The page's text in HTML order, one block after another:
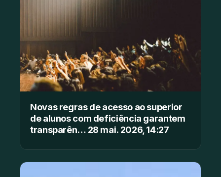
Novas regras de acesso ao superior
de alunos com deficiência garantem
transparên… 28 mai. 2026, 14:27